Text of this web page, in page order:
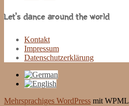
Let’s dance around the world
Kontakt
Impressum
Datenschutzerklärung
Mehrsprachiges WordPress mit WPML